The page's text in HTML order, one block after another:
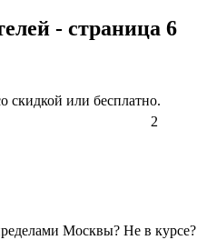
- страница 6
скидкой или бесплатно.
2
Москвы? Не в курсе?